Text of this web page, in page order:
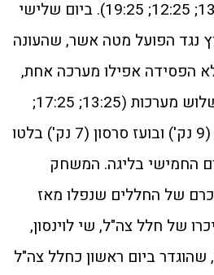
את כפר סבא 0:3 (13:25; 12:25; 19:25). ביום שלישי
נגד הפועל מטה אשר, שהעונה
הפסידה אפילו מערכה אחת,
וניצחה גם את כפ"ס בשלוש מערכות (13:25; 17:25;
16:25). אנטוני קויפמן (9 נק') ובועז סרסון (7 נק') בלטו
החמישי בליגה. המשחק
של החללים שנפלו מאז
של חלל צה"ל, שי לוינסון,
שהוגדר ביום ראשון כחלל צה"ל